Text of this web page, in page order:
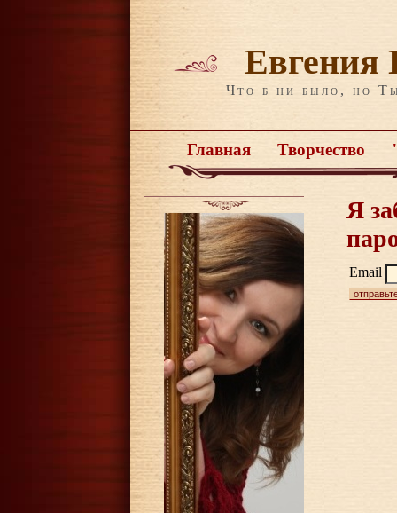
Евгения
Что б ни было, но
Главная Творчество
Я
Email